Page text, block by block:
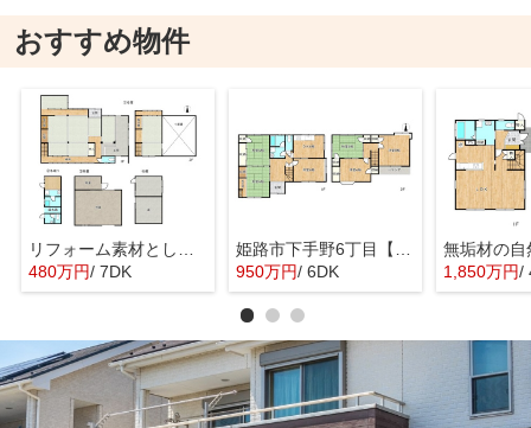
おすすめ物件
リフォーム素材としてもおすすめの広々とした古民家／たつの市神岡町大住寺
480万円/ 7DK
姫路市下手野6丁目【リフォーム条件付】／中古戸建
950万円/ 6DK 1,850万円/